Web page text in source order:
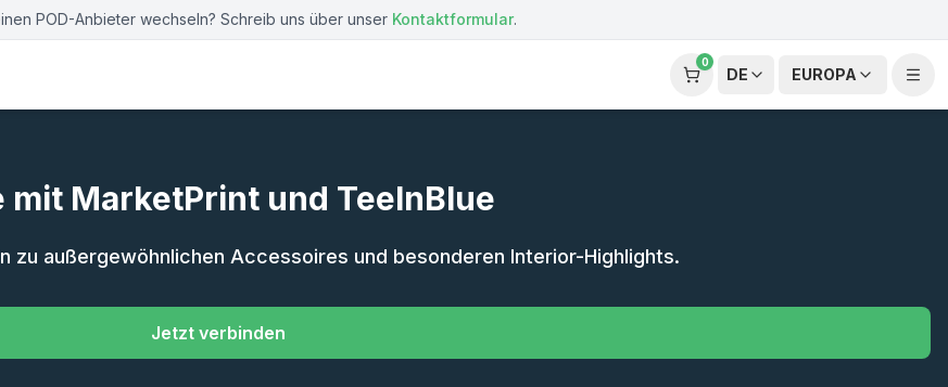
POD-Anbieter wechseln? Schreib uns über unser Kontaktformular.
0
DE EUROPA
MarketPrint und TeeInBlue
zu außergewöhnlichen Accessoires und besonderen Interior-Highlights.
Jetzt verbinden